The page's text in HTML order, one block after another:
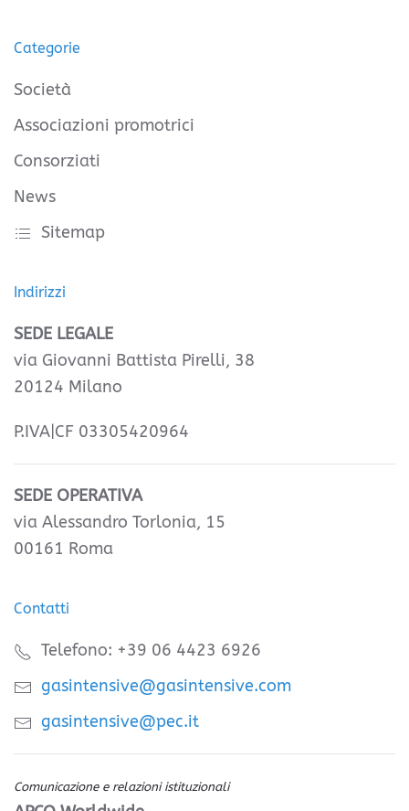
Categorie
Società
Associazioni promotrici
Consorziati
News
Sitemap
Indirizzi
SEDE LEGALE
via Giovanni Battista Pirelli, 38
20124 Milano
P.IVA|CF 03305420964
SEDE OPERATIVA
via Alessandro Torlonia, 15
00161 Roma
Contatti
Telefono: +39 06 4423 6926
gasintensive@gasintensive.com
gasintensive@pec.it
Comunicazione e relazioni istituzionali